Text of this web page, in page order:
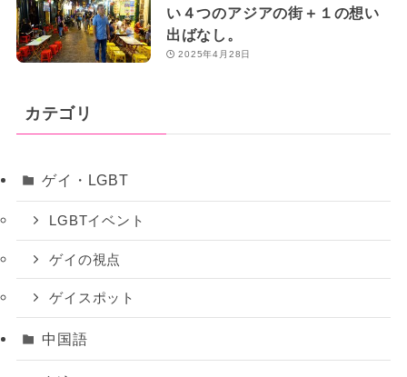
い４つのアジアの街＋１の想い
出ばなし。
2025年4月28日
カテゴリ
ゲイ・LGBT
LGBTイベント
ゲイの視点
ゲイスポット
中国語